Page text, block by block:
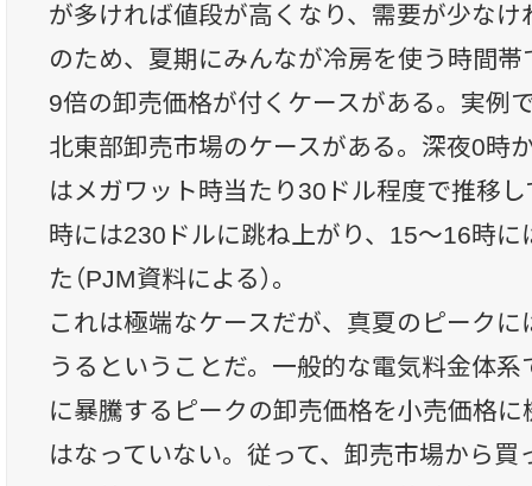
が多ければ値段が高くなり、需要が少な
のため、夏期にみんなが冷房を使う時間
9倍の卸売価格が付くケースがある。実例
北東部卸売市場のケースがある。深夜0時
はメガワット時当たり30ドル程度で推移
時には230ドルに跳ね上がり、15〜16時
た（PJM資料による）。
これは極端なケースだが、真夏のピーク
うるということだ。一般的な電気料金体
に暴騰するピークの卸売価格を小売価格
はなっていない。従って、卸売市場から買